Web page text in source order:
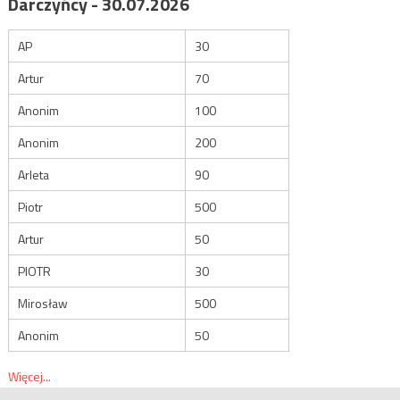
AP
30
Artur
70
Anonim
100
Anonim
200
Arleta
90
Piotr
500
Artur
50
PIOTR
30
Mirosław
500
Anonim
50
Więcej...